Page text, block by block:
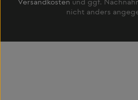
Versandkosten und ggf.
nicht anders